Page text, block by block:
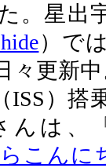
。星出
）で
々更新
ISS）搭
んは、
こんに